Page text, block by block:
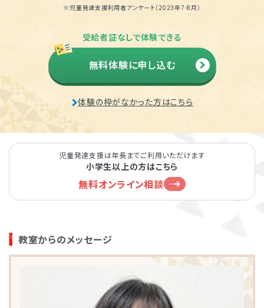
※児童発達支援利用者アンケート（2023年7-8月）
受給者証なしで体験できる
無料体験に申し込む
体験の枠がなかった方はこちら
児童発達支援は年長までご利用いただけます
小学生以上の方はこちら
無料オンライン相談
教室からのメッセージ